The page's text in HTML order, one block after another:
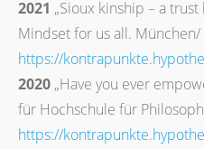
2021 „Sioux kinship – a
Mindset for us all.
https://
2020 „Have you ever
für Hochschule für
https://